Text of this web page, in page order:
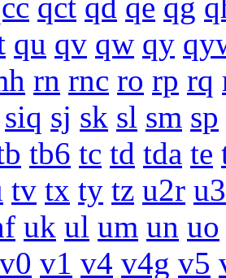
qct qd qe qg
qu qv qw qy
rn rnc ro rp rq
siq sj sk sl sm sp
tb6 tc td tda te
tv tx ty tz u2r
uk ul um un uo
v0 v1 v4 v4g v5